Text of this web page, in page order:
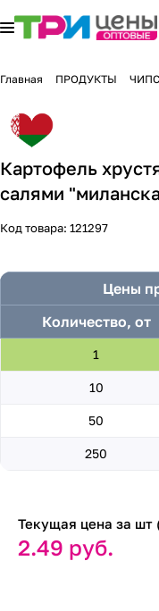
Главная ПРОДУКТЫ
Картофель
салями
Код товара: 121297
Цены
Количество, от
1
10
50
250
Текущая цена за шт
2.49 руб.